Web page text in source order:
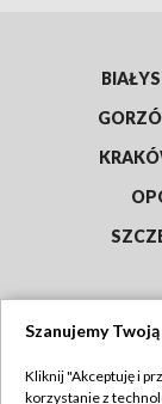
Szanujemy
Kliknij "Akceptuję i
korzystanie z